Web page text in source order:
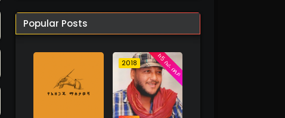
Popular Posts
2018 ከ5 ስራ በላይ